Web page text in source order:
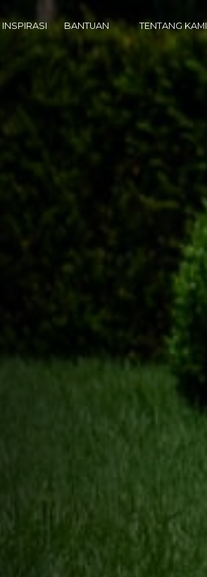
INSPIRASI
BANTUAN
DOWNLOAD CENTER
TENTANG KAMI